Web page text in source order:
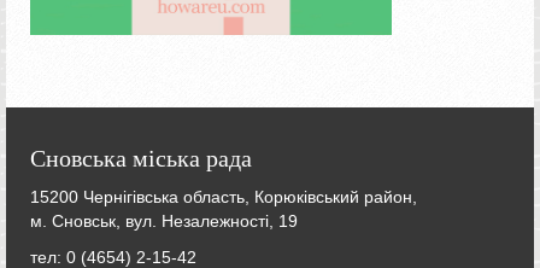
Сновська міська рада
15200 Чернігівська область, Корюківський район,
м. Сновськ, вул. Незалежності, 19
тел: 0 (4654) 2-15-42